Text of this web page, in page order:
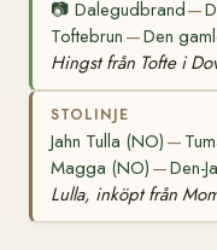
📷 Dalegudbrand—
Toftebrun —Den
Hingst från Tofte i
STOLINJE
Jahn Tulla (NO) —
Magga (NO) —Den-
Lulla, inköpt från